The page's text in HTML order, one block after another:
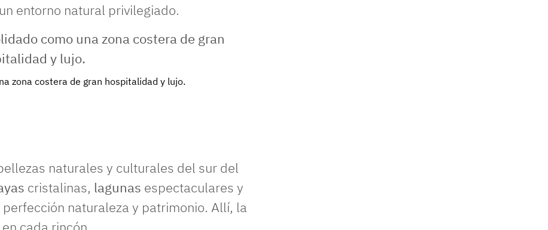
entorno natural privilegiado.
zona costera de gran hospitalidad y lujo.
naturales y culturales del sur del
cristalinas, lagunas espectaculares y
naturaleza y patrimonio. Allí, la